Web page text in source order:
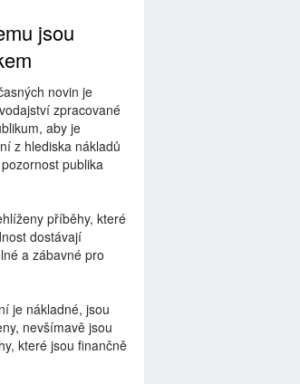
jsou
novin je
zpracované
aby je
z hlediska nákladů
publika
příběhy, které
dostávají
a zábavné pro
je nákladné, jsou
nevšímavě jsou
které jsou finančně